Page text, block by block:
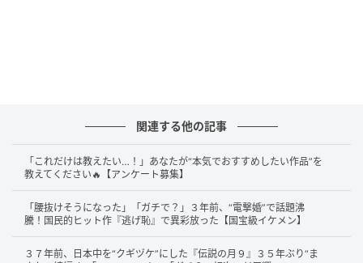
パートナーの城山幸太郎（草刈正雄
がけない依頼が舞い込みます。S市教育委員会の教育
長・田川龍之介（角野卓造）から持ちかけられたの
は、教育委員会での「モンスターペアレント対策」と
いう畑違いの仕事でした。
関連する他の記事
「これだけは教えたい…！」あなたが“本気でおすすめしたい作品”を
教えてください🔥【アンケート募集】
「腰抜けそうになった」「ガチで？」３年前、“電撃婚”で話題沸
騰！国民的ヒット作『逃げ恥』で異彩放った【国宝級イケメン】
３７年前、日本中を“クギヅケ”にした『伝説の月９』３５年ぶり“ま